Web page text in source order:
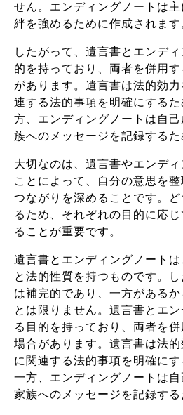
せん。エンディングノートは
絆を強めるために作成されます
したがって、遺言書とエンデ
的を持っており、両者を併用
があります。遺言書は法的効
連する法的事項を明確にする
方、エンディングノートは自
族へのメッセージを記録するた
大切なのは、遺言書やエンデ
ことによって、自分の意思を
つながりを深めることです。
るため、それぞれの目的に応
ることが重要です。
遺言書とエンディングノート
と法的性質を持つものです。
は補完的であり、一方がある
とは限りません。遺言書とエ
る目的を持っており、両者を
場合があります。遺言書は法
に関連する法的事項を明確にす
一方、エンディングノートは自
家族へのメッセージを記録する